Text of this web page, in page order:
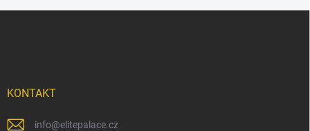
KONTAKT
info@elitepalace.cz